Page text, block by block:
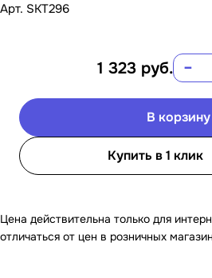
Арт. SKT296
1 323 руб. −
В корзину
Купить в 1 клик
Цена действительна только для
отличаться от цен в розничных